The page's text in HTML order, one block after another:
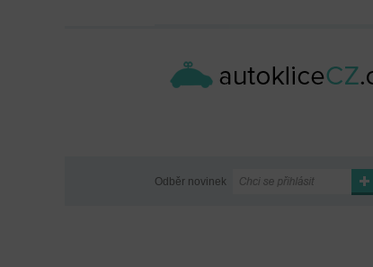
Odběr novinek